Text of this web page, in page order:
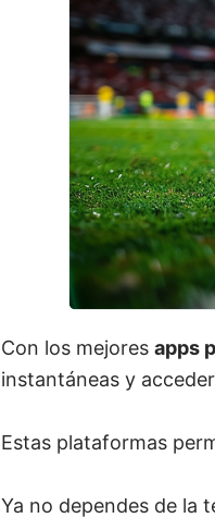
Con los mejores apps
instantáneas y
Estas plataformas
Ya no dependes de la